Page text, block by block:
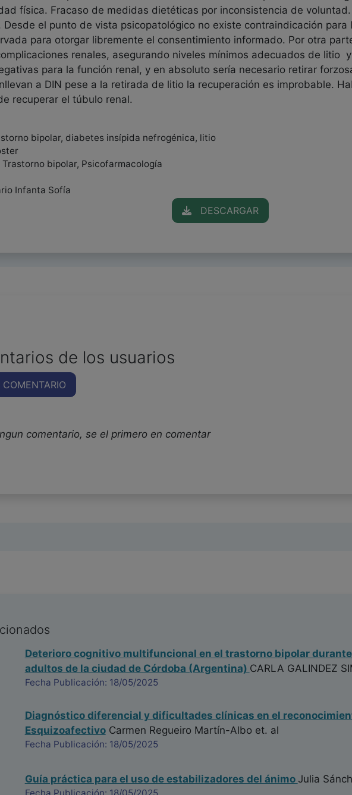
física. Fracaso de medidas dietéticas por inconsistencia de
Desde el punto de vista psicopatológico no existe contraindicación para
para otorgar libremente el consentimiento informado. Por otra
renales, asegurando niveles mínimos adecuados de litio
para la función renal, y en absoluto sería necesario retirar
a DIN pese a la retirada de litio la recuperación es improbable.
recuperar el túbulo renal.
bipolar, diabetes insípida nefrogénica, litio
bipolar, Psicofarmacología
Infanta Sofía
DESCARGAR
de los usuarios
comentario, se el primero en comentar
Deterioro cognitivo multifuncional en el trastorno bipolar
adultos de la ciudad de Córdoba (Argentina) CARLA GALINDEZ
Fecha Publicación: 18/05/2025
Diagnóstico diferencial y dificultades clínicas en el
EsquizoafectivoCarmen Regueiro Martín-Alboet. al
Fecha Publicación: 18/05/2025
Guía práctica para el uso de estabilizadores del ánimo Julia